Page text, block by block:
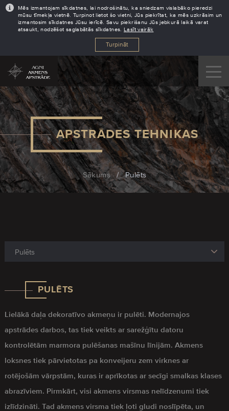
Mēs izmantojam sīkdatnes, lai nodrošinātu, ka sniedzam vislabāko pieredzi
mūsu tīmekļa vietnē. Turpinot lietot šo vietni, Jūs piekrītat, ka mēs uzkrāsim un
izmantosim sīkdatnes Jūsu ierīcē. Savu piekrišanu Jūs jebkurā laikā varat
atsaukt, nodzēšot saglabātās sīkdatnes. Lasīt vairāk
Turpināt
APSTRĀDES TEHNIKAS
Sākums / Pulēts
PULĒTS
Lielākā daļa dekoratīvo akmeņu ir pulēti. Modernajos
apstrādes darbos, tas tiek veikts ar sarežģītu datoru
kontrolētām marmora pulēšanas mašīnu līnijām. Akmens
loksnes tiek pārvietotas pa konveijeru zem virknes ar
rotējošām vārpstām, kuras ir aprīkotas ar secīgi smalkas klases
abrazīviem. Pirmkārt, visi akmens virsmas nelīdzenumi tiek
izlīdzināti. Tad akmens virsma tiek ļoti gludi noslīpēta, un